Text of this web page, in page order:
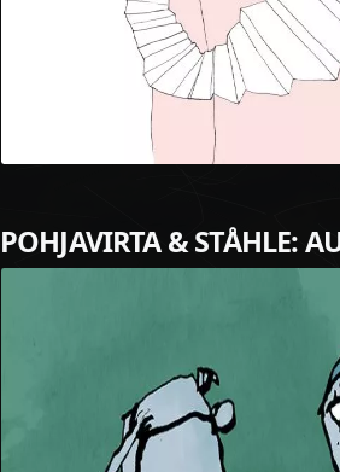
POHJAVIRTA & STÅHLE: